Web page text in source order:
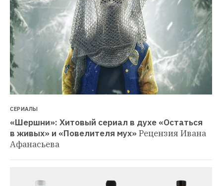
СЕРИАЛЫ
«Шершни»: Хитовый сериал в духе «Остаться
в живых» и «Повелителя мух» Рецензия Ивана
Афанасьева